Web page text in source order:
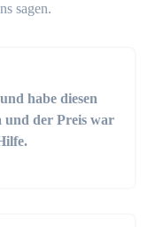
sagen.
habe diesen
und der Preis war